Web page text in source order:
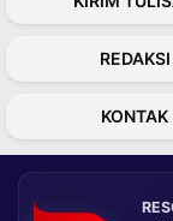
REDAKSI
KONTAK